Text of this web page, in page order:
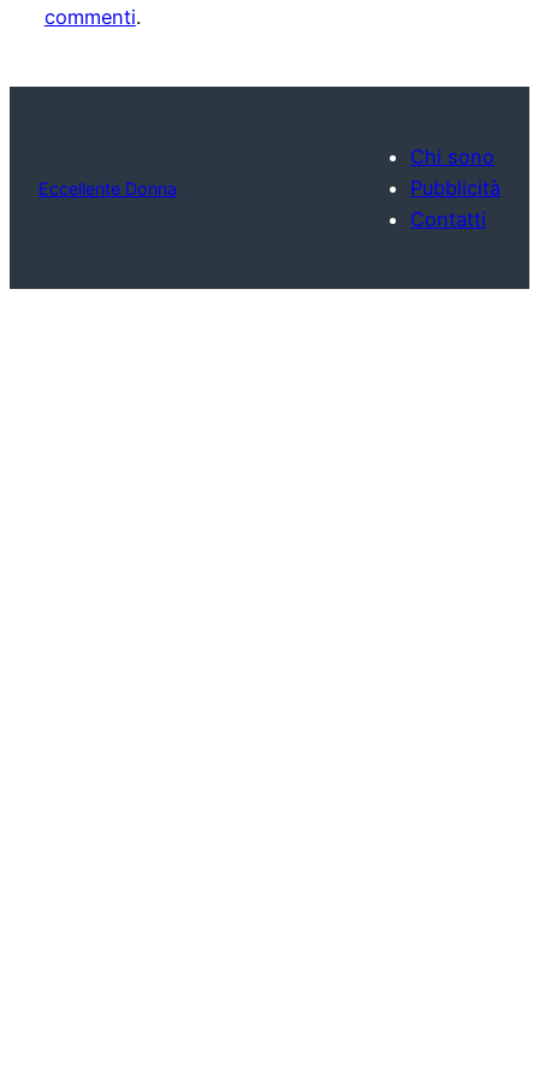
commenti.
Eccellente Donna
Chi sono
Pubblicità
Contatti